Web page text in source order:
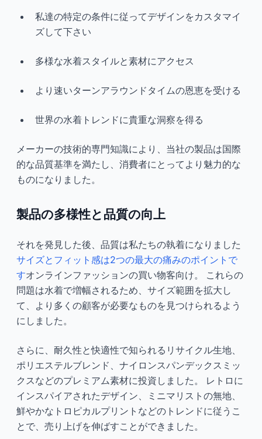
私達の特定の条件に従ってデザインをカスタマイ
ズして下さい
多様な水着スタイルと素材にアクセス
より速いターンアラウンドタイムの恩恵を受ける
世界の水着トレンドに貴重な洞察を得る
メーカーの技術的専門知識により、当社の製品は国際
的な品質基準を満たし、消費者にとってより魅力的な
ものになりました。
製品の多様性と品質の向上
それを発見した後、品質は私たちの執着になりました
サイズとフィット感は2つの最大の痛みのポイントで
すオンラインファッションの買い物客向け。 これらの
問題は水着で増幅されるため、サイズ範囲を拡大し
て、より多くの顧客が必要なものを見つけられるよう
にしました。
さらに、耐久性と快適性で知られるリサイクル生地、
ポリエステルブレンド、ナイロンスパンデックスミッ
クスなどのプレミアム素材に投資しました。 レトロに
インスパイアされたデザイン、ミニマリストの無地、
鮮やかなトロピカルプリントなどのトレンドに従うこ
とで、売り上げを伸ばすことができました。